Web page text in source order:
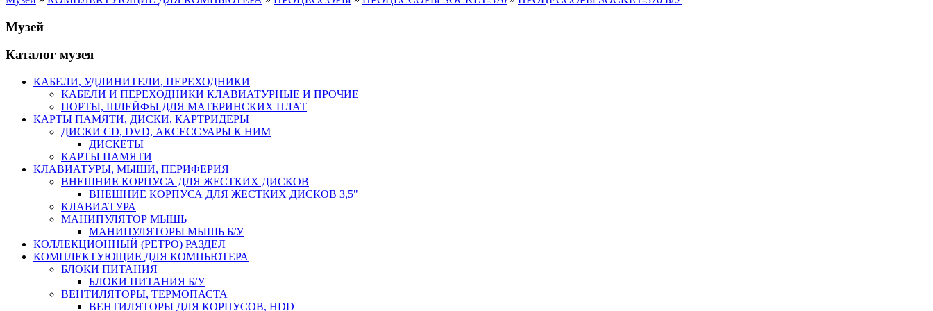
Музей
Каталог музея
КАБЕЛИ, УДЛИНИТЕЛИ, ПЕРЕХОДНИКИ
КАБЕЛИ И ПЕРЕХОДНИКИ КЛАВИАТУРНЫЕ И ПРОЧИЕ
ПОРТЫ, ШЛЕЙФЫ ДЛЯ МАТЕРИНСКИХ ПЛАТ
КАРТЫ ПАМЯТИ, ДИСКИ, КАРТРИДЕРЫ
ДИСКИ CD, DVD, АКСЕССУАРЫ К НИМ
ДИСКЕТЫ
КАРТЫ ПАМЯТИ
КЛАВИАТУРЫ, МЫШИ, ПЕРИФЕРИЯ
ВНЕШНИЕ КОРПУСА ДЛЯ ЖЕСТКИХ ДИСКОВ
ВНЕШНИЕ КОРПУСА ДЛЯ ЖЕСТКИХ ДИСКОВ 3,5"
КЛАВИАТУРА
МАНИПУЛЯТОР МЫШЬ
МАНИПУЛЯТОРЫ МЫШЬ Б/У
КОЛЛЕКЦИОННЫЙ (РЕТРО) РАЗДЕЛ
КОМПЛЕКТУЮЩИЕ ДЛЯ КОМПЬЮТЕРА
БЛОКИ ПИТАНИЯ
БЛОКИ ПИТАНИЯ Б/У
ВЕНТИЛЯТОРЫ, ТЕРМОПАСТА
ВЕНТИЛЯТОРЫ ДЛЯ КОРПУСОВ, HDD